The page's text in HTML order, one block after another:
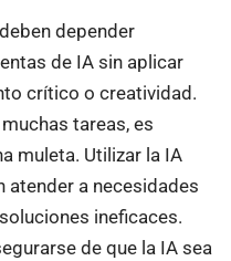
depender
de IA sin aplicar
crítico o creatividad.
tareas, es
muleta. Utilizar la IA
atender a necesidades
ineficaces.
de que la IA sea